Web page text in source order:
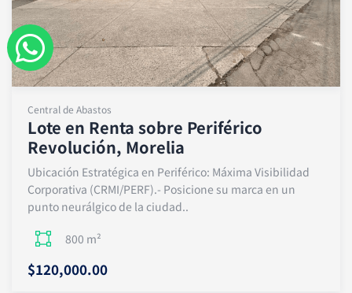
W
h
a
t
s
a
p
p
Central de Abastos
Lote en Renta sobre Periférico
Revolución, Morelia
Ubicación Estratégica en Periférico: Máxima Visibilidad
Corporativa (CRMI/PERF).- Posicione su marca en un
punto neurálgico de la ciudad..
800 m²
$120,000.00